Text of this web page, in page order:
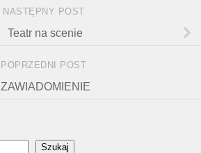
NASTĘPNY POST
Teatr na scenie
POPRZEDNI POST
ZAWIADOMIENIE
Szukaj